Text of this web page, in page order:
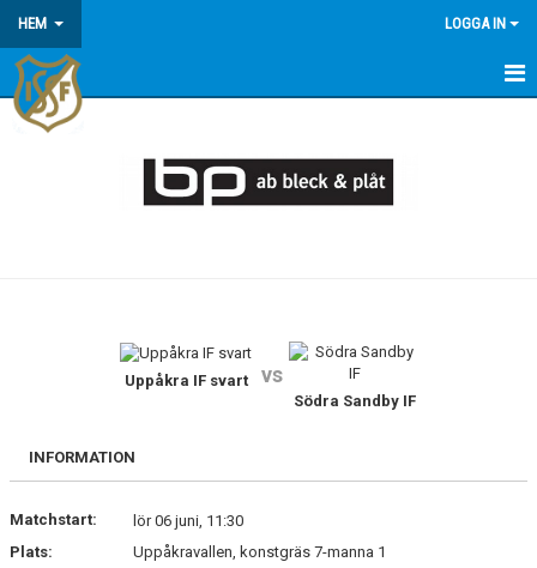
HEM LOGGA IN
HEM
Uppåkra IF svart vs
Södra Sandby IF
INFORMATION
Matchstart:
lör 06 juni, 11:30
Plats:
Uppåkravallen, konstgräs 7-manna 1